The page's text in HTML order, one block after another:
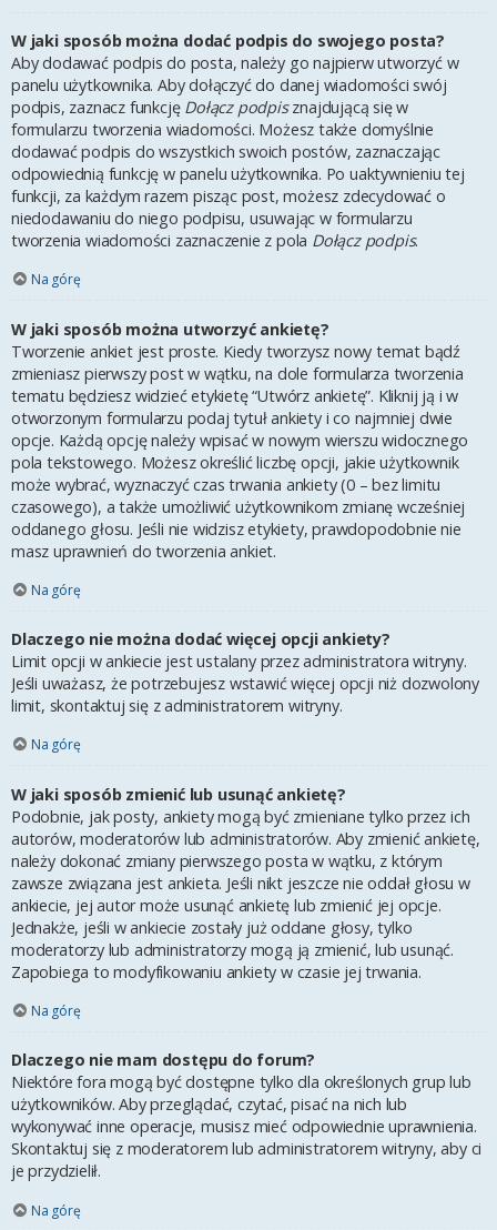
W jaki sposób można dodać podpis do swojego posta?
Aby dodawać podpis do posta, należy go najpierw utworzyć w
panelu użytkownika. Aby dołączyć do danej wiadomości swój
podpis, zaznacz funkcję Dołącz podpisznajdującą się w
formularzu tworzenia wiadomości. Możesz także domyślnie
dodawać podpis do wszystkich swoich postów, zaznaczając
odpowiednią funkcję w panelu użytkownika. Po uaktywnieniu tej
funkcji, za każdym razem pisząc post, możesz zdecydować o
niedodawaniu do niego podpisu, usuwając w formularzu
tworzenia wiadomości zaznaczenie z pola Dołącz podpis.
Na górę
W jaki sposób można utworzyć ankietę?
Tworzenie ankiet jest proste. Kiedy tworzysz nowy temat bądź
zmieniasz pierwszy post w wątku, na dole formularza tworzenia
tematu będziesz widzieć etykietę “Utwórz ankietę”. Kliknij ją i w
otworzonym formularzu podaj tytuł ankiety i co najmniej dwie
opcje. Każdą opcję należy wpisać w nowym wierszu widocznego
pola tekstowego. Możesz określić liczbę opcji, jakie użytkownik
może wybrać, wyznaczyć czas trwania ankiety (0 – bez limitu
czasowego), a także umożliwić użytkownikom zmianę wcześniej
oddanego głosu. Jeśli nie widzisz etykiety, prawdopodobnie nie
masz uprawnień do tworzenia ankiet.
Na górę
Dlaczego nie można dodać więcej opcji ankiety?
Limit opcji w ankiecie jest ustalany przez administratora witryny.
Jeśli uważasz, że potrzebujesz wstawić więcej opcji niż dozwolony
limit, skontaktuj się z administratorem witryny.
Na górę
W jaki sposób zmienić lub usunąć ankietę?
Podobnie, jak posty, ankiety mogą być zmieniane tylko przez ich
autorów, moderatorów lub administratorów. Aby zmienić ankietę,
należy dokonać zmiany pierwszego posta w wątku, z którym
zawsze związana jest ankieta. Jeśli nikt jeszcze nie oddał głosu w
ankiecie, jej autor może usunąć ankietę lub zmienić jej opcje.
Jednakże, jeśli w ankiecie zostały już oddane głosy, tylko
moderatorzy lub administratorzy mogą ją zmienić, lub usunąć.
Zapobiega to modyfikowaniu ankiety w czasie jej trwania.
Na górę
Dlaczego nie mam dostępu do forum?
Niektóre fora mogą być dostępne tylko dla określonych grup lub
użytkowników. Aby przeglądać, czytać, pisać na nich lub
wykonywać inne operacje, musisz mieć odpowiednie uprawnienia.
Skontaktuj się z moderatorem lub administratorem witryny, aby ci
je przydzielił.
Na górę